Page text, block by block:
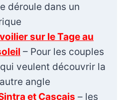
déroule dans un
sur le Tage au
– Pour les couples
veulent découvrir la
angle
et Cascais – les